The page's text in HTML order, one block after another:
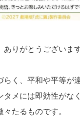
りがとうございま
らく、平和や平等が
タメには即効性がな
たるものです。